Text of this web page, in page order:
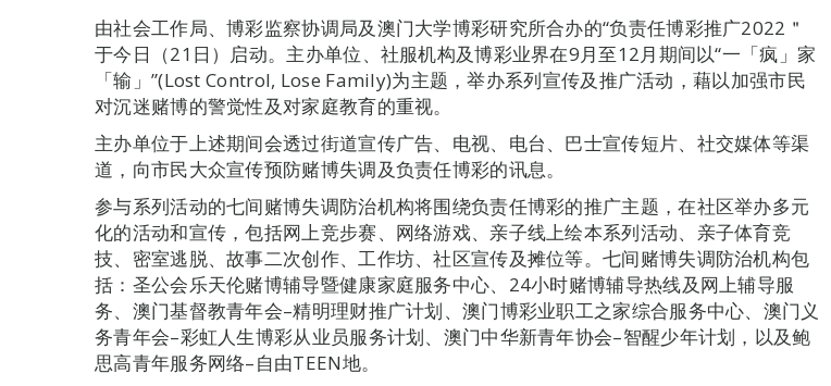
由社会工作局、博彩监察协调局及澳门大学博彩研究所合办的“负责任博彩推广2022＂
于今日（21日）启动。主办单位、社服机构及博彩业界在9月至12月期间以“一「疯」家
「输」”(Lost Control, Lose Family)为主题，举办系列宣传及推广活动，藉以加强市民
对沉迷赌博的警觉性及对家庭教育的重视。
主办单位于上述期间会透过街道宣传广告、电视、电台、巴士宣传短片、社交媒体等渠
道，向市民大众宣传预防赌博失调及负责任博彩的讯息。
参与系列活动的七间赌博失调防治机构将围绕负责任博彩的推广主题，在社区举办多元
化的活动和宣传，包括网上竞步赛、网络游戏、亲子线上绘本系列活动、亲子体育竞
技、密室逃脱、故事二次创作、工作坊、社区宣传及摊位等。七间赌博失调防治机构包
括：圣公会乐天伦赌博辅导暨健康家庭服务中心、24小时赌博辅导热线及网上辅导服
务、澳门基督教青年会–精明理财推广计划、澳门博彩业职工之家综合服务中心、澳门义
务青年会–彩虹人生博彩从业员服务计划、澳门中华新青年协会–智醒少年计划，以及鲍
思高青年服务网络–自由TEEN地。